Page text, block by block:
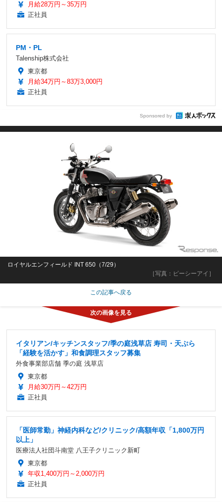
月給28万円～35万円
正社員
PM・PL
Talenship株式会社
東京都
月給34万円～83万3,000円
正社員
Sponsored by
［写真：ピーシーアイ］
ロイヤルエンフィールド INT 650（7/29）
この記事へ戻る
イタリアン/キッチンスタッフ/季の庭浅草店 寿司・天ぷら
「経験を活かす」和食調理スタッフ募集
外食事業部店舗 季の庭 浅草店
東京都
月給30万円～42万円
正社員
「医師常勤」神経内科など/クリニック/高額年収「1,800万円
以上」
医療法人社団斗南堂 八王子クリニック新町
東京都
年収1,400万円～2,000万円
正社員